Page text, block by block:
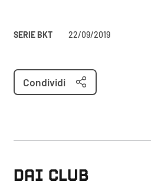
SERIE BKT 22/09/2019
Condividi
DAI CLUB